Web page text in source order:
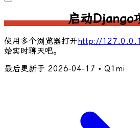
启动Django
使用多个浏览器打开http://
始实时聊天吧。
最后更新于 2026-04-17 • Q1mi